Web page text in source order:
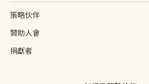
策略伙伴
贊助人會
捐獻者